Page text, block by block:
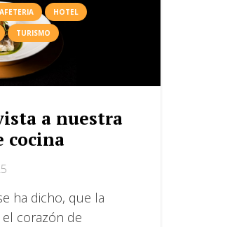
HOTEL
TURISMO
a nuestra
cocina
ha dicho, que la
el corazón de